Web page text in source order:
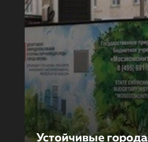
Устойчивые города